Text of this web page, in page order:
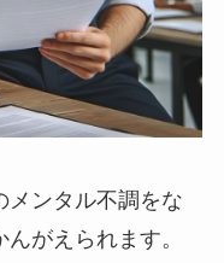
メンタル不調をな
がえられます。